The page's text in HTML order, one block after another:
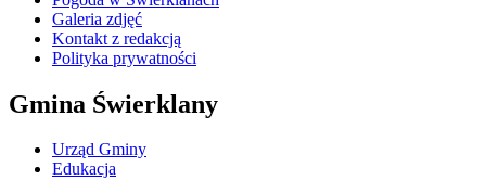
Galeria zdjęć
Kontakt z redakcją
Polityka prywatności
Gmina Świerklany
Urząd Gminy
Edukacja